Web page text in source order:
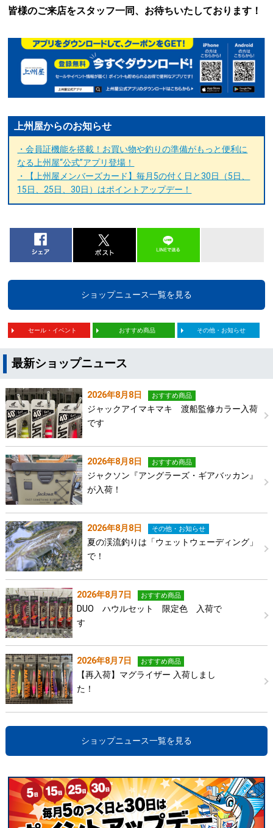
皆様のご来店をスタッフ一同、お待ちいたしております！
上州屋からのお知らせ
・会員証機能を搭載！お買い物や釣りの準備がもっと便利に
なる上州屋“公式”アプリ登場！
・【上州屋メンバーズカード】毎月5の付く日と30日（5日、
15日、25日、30日）はポイントアップデー！
ショップニュース一覧を見る
セール・イベント おすすめ商品 その他・お知らせ
最新ショップニュース
2026年8月8日 おすすめ商品
ジャックアイマキマキ 渡船監修カラー入荷
です
2026年8月8日 おすすめ商品
ジャクソン『アングラーズ・ギアバッカン』
が入荷！
2026年8月8日 その他・お知らせ
夏の渓流釣りは「ウェットウェーディング」
で！
2026年8月7日 おすすめ商品
DUO ハウルセット 限定色 入荷で
す
2026年8月7日 おすすめ商品
【再入荷】マグライザー 入荷しまし
た！
ショップニュース一覧を見る